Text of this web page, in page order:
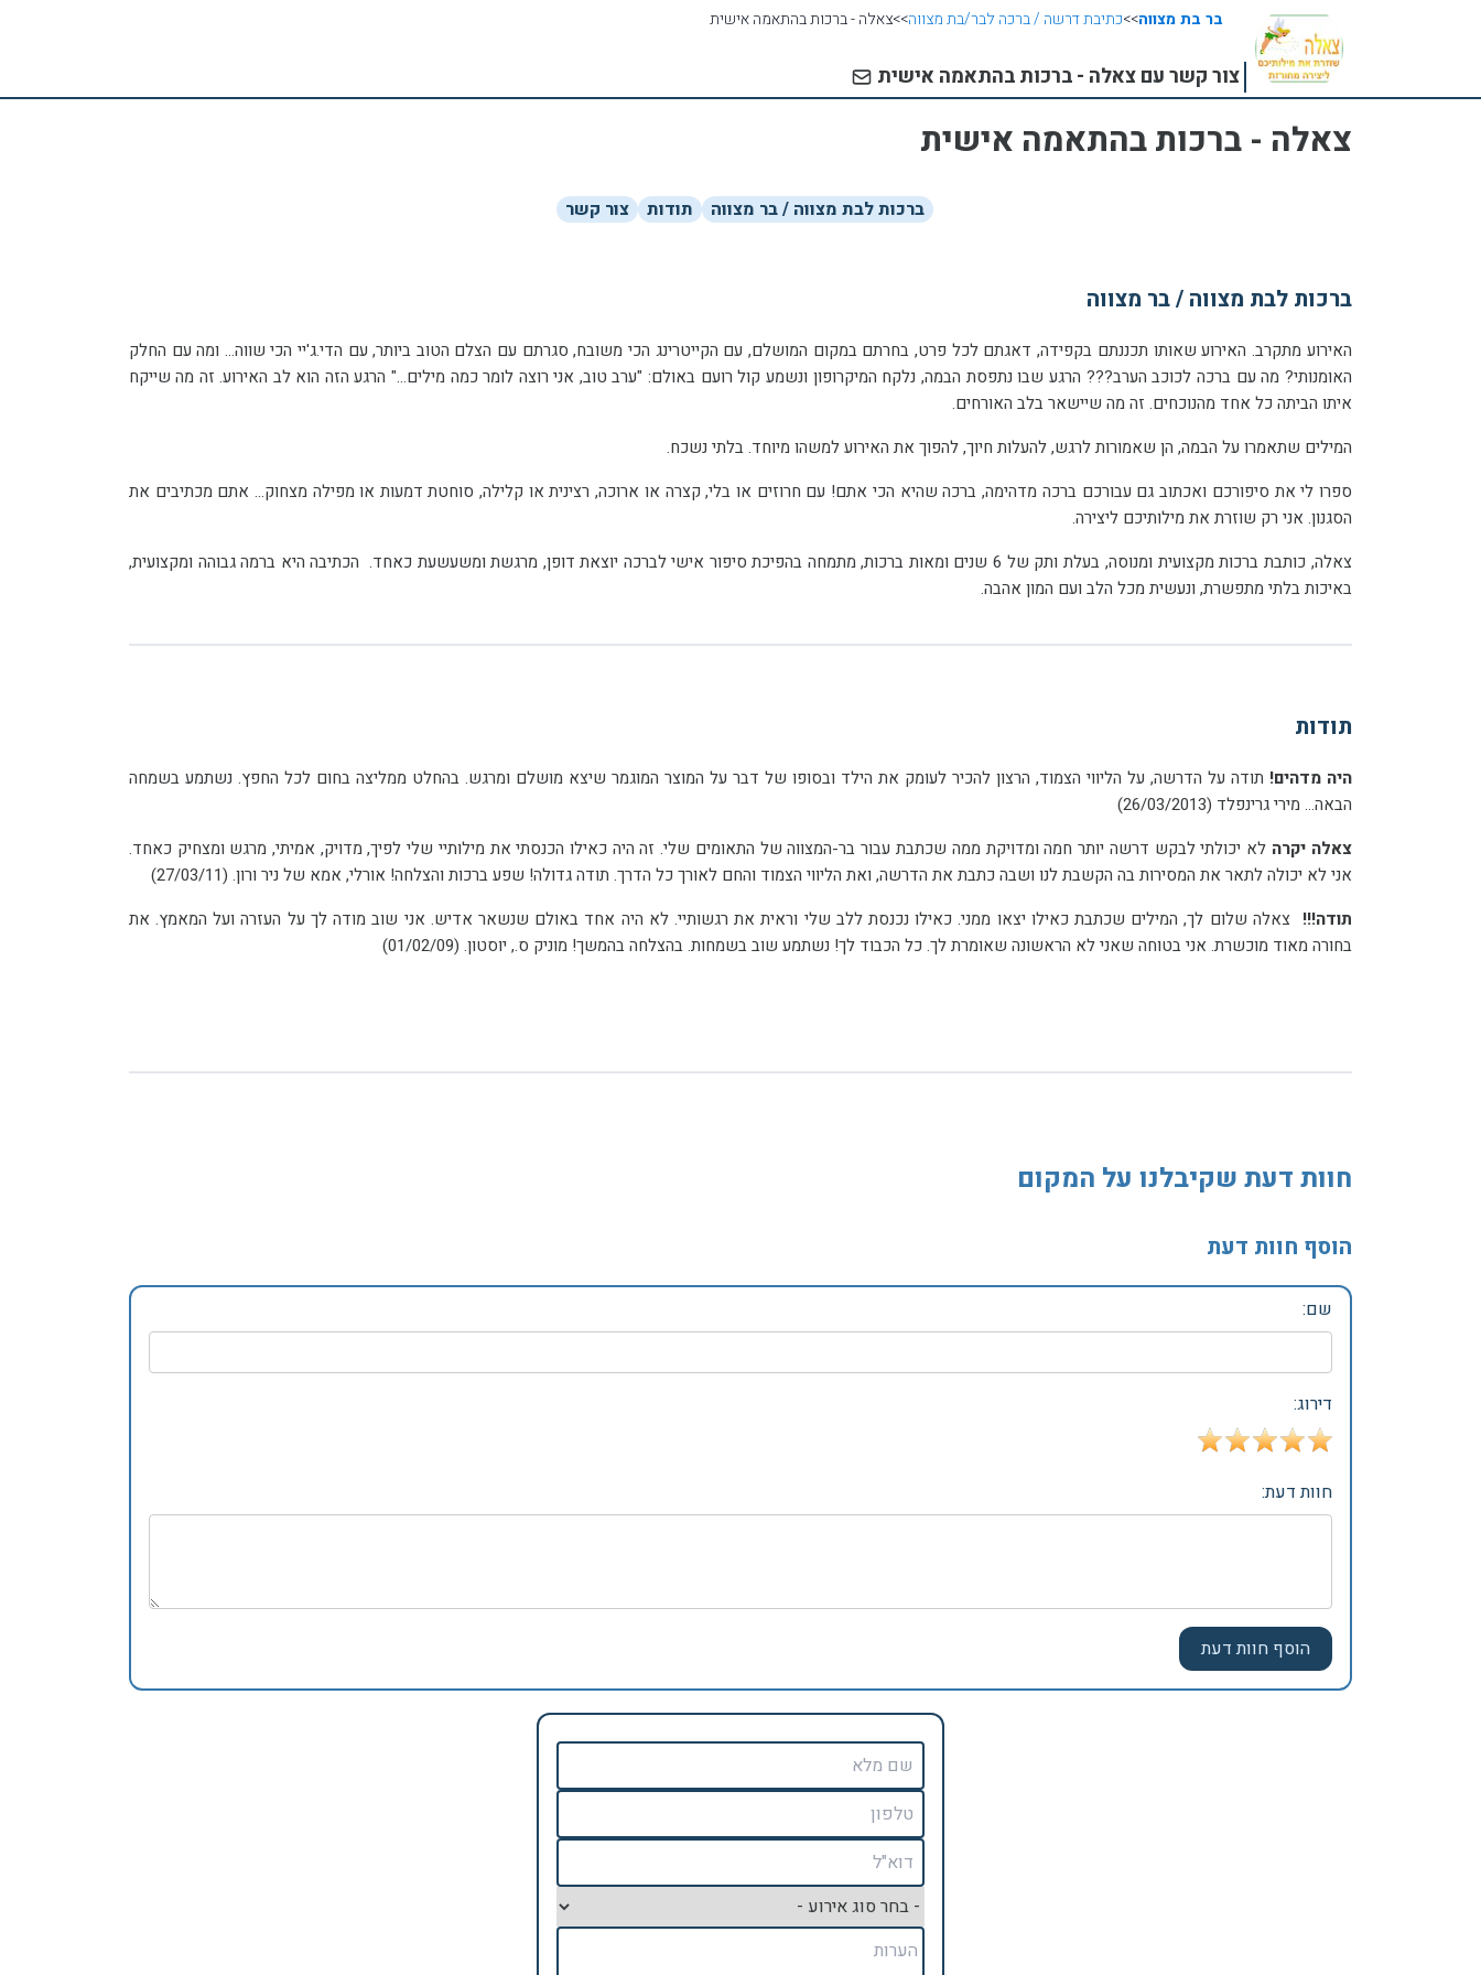
בר בת מצווה>>כתיבת דרשה / ברכה לבר/בת מצווה>>צאלה - ברכות בהתאמה אישית
צור קשר עם צאלה - ברכות בהתאמה אישית
צאלה - ברכות בהתאמה אישית
ברכות לבת מצווה / בר מצווה תודות צור קשר
ברכות לבת מצווה / בר מצווה
האירוע מתקרב. האירוע שאותו תכננתם בקפידה, דאגתם לכל פרט, בחרתם במקום המושלם, עם הקייטרינג הכי משובח, סגרתם עם הצלם הטוב ביותר, עם הדי.ג'יי הכי שווה... ומה עם החלק
האומנותי? מה עם ברכה לכוכב הערב??? הרגע שבו נתפסת הבמה, נלקח המיקרופון ונשמע קול רועם באולם: "ערב טוב, אני רוצה לומר כמה מילים..." הרגע הזה הוא לב האירוע. זה מה שייקח
איתו הביתה כל אחד מהנוכחים. זה מה שיישאר בלב האורחים.
המילים שתאמרו על הבמה, הן שאמורות לרגש, להעלות חיוך, להפוך את האירוע למשהו מיוחד. בלתי נשכח.
ספרו לי את סיפורכם ואכתוב גם עבורכם ברכה מדהימה, ברכה שהיא הכי אתם! עם חרוזים או בלי, קצרה או ארוכה, רצינית או קלילה, סוחטת דמעות או מפילה מצחוק... אתם מכתיבים את
הסגנון. אני רק שוזרת את מילותיכם ליצירה.
צאלה, כותבת ברכות מקצועית ומנוסה, בעלת ותק של 6 שנים ומאות ברכות, מתמחה בהפיכת סיפור אישי לברכה יוצאת דופן, מרגשת ומשעשעת כאחד. הכתיבה היא ברמה גבוהה ומקצועית,
באיכות בלתי מתפשרת, ונעשית מכל הלב ועם המון אהבה.
תודות
היה מדהים!
תודה על הדרשה, על הליווי הצמוד, הרצון להכיר לעומק את הילד ובסופו של דבר על המוצר המוגמר שיצא מושלם ומרגש. בהחלט ממליצה בחום לכל החפץ. נשתמע בשמחה
הבאה... מירי גרינפלד (26/03/2013)
צאלה יקרה
לא יכולתי לבקש דרשה יותר חמה ומדויקת ממה שכתבת עבור בר-המצווה של התאומים שלי. זה היה כאילו הכנסתי את מילותיי שלי לפיך, מדויק, אמיתי, מרגש ומצחיק כאחד.
אני לא יכולה לתאר את המסירות בה הקשבת לנו ושבה כתבת את הדרשה, ואת הליווי הצמוד והחם לאורך כל הדרך. תודה גדולה! שפע ברכות והצלחה! אורלי, אמא של ניר ורון. (27/03/11)
תודה!!!
צאלה שלום לך, המילים שכתבת כאילו יצאו ממני. כאילו נכנסת ללב שלי וראית את רגשותיי. לא היה אחד באולם שנשאר אדיש. אני שוב מודה לך על העזרה ועל המאמץ. את
בחורה מאוד מוכשרת. אני בטוחה שאני לא הראשונה שאומרת לך. כל הכבוד לך! נשתמע שוב בשמחות. בהצלחה בהמשך! מוניק ס., יוסטון. (01/02/09)
חוות דעת שקיבלנו על המקום
הוסף חוות דעת
שם:
דירוג:
חוות דעת: